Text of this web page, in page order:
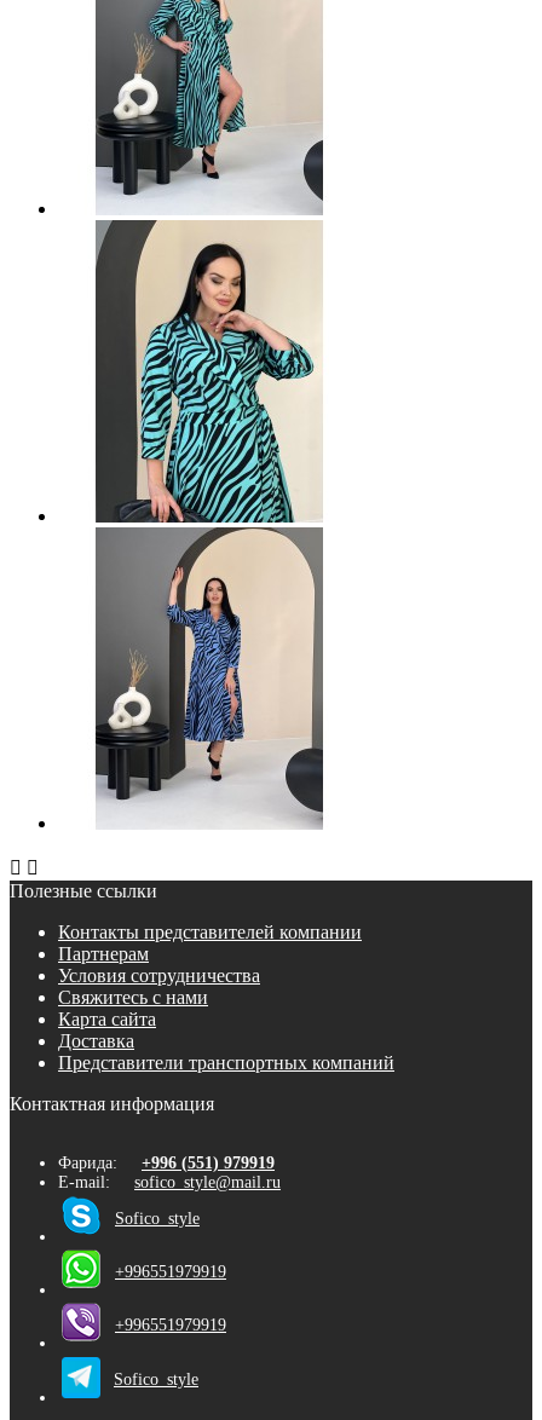
 
Полезные ссылки
Контакты представителей компании
Партнерам
Условия сотрудничества
Свяжитесь с нами
Карта сайта
Доставка
Представители транспортных компаний
Контактная информация
Фарида: +996 (551) 979919
E-mail: sofico_style@mail.ru
Sofico_style
+996551979919
+996551979919
Sofico_style